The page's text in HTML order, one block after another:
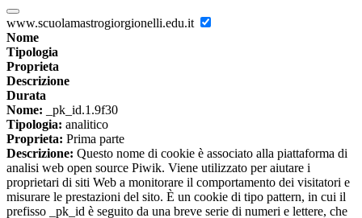
www.scuolamastrogiorgionelli.edu.it
Nome
Tipologia
Proprieta
Descrizione
Durata
Nome: _pk_id.1.9f30
Tipologia: analitico
Proprieta: Prima parte
Descrizione: Questo nome di cookie è associato alla piattaforma di
analisi web open source Piwik. Viene utilizzato per aiutare i
proprietari di siti Web a monitorare il comportamento dei visitatori e
misurare le prestazioni del sito. È un cookie di tipo pattern, in cui il
prefisso _pk_id è seguito da una breve serie di numeri e lettere, che